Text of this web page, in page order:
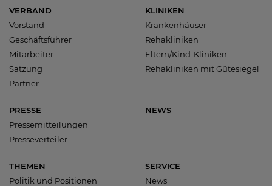
VERBAND
Vorstand
Geschäftsführer
Mitarbeiter
Satzung
Partner
KLINIKEN
Krankenhäuser
Rehakliniken
Eltern/Kind-Kliniken
Rehakliniken mit Gütesiegel
PRESSE
Pressemitteilungen
Presseverteiler
NEWS
THEMEN
Politik und Positionen
SERVICE
News